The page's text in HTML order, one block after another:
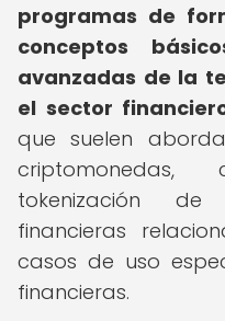
programas de
conceptos
avanzadas de la
el sector
que suelen
criptomonedas,
tokenización de
financieras
casos de uso
financieras.